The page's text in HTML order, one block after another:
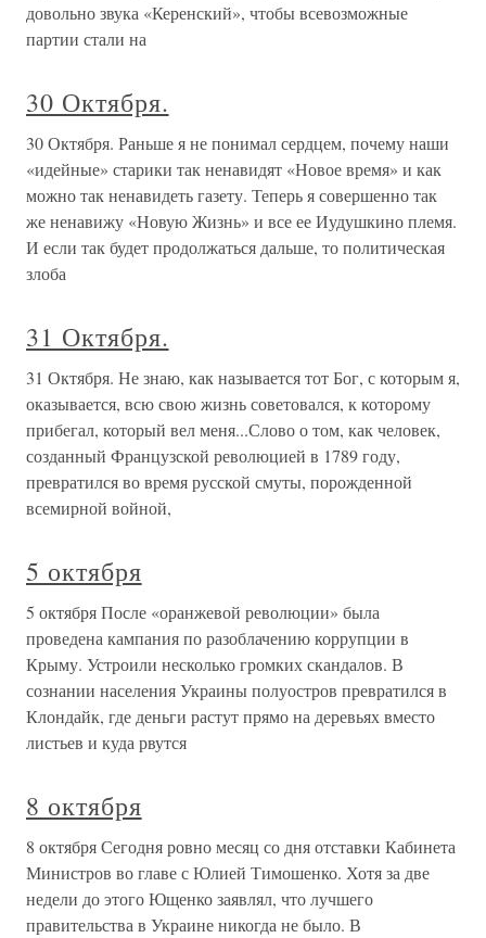
довольно звука «Керенский», чтобы всевозможные
партии стали на
30 Октября.
30 Октября. Раньше я не понимал сердцем, почему наши
«идейные» старики так ненавидят «Новое время» и как
можно так ненавидеть газету. Теперь я совершенно так
же ненавижу «Новую Жизнь» и все ее Иудушкино племя.
И если так будет продолжаться дальше, то политическая
злоба
31 Октября.
31 Октября. Не знаю, как называется тот Бог, с которым я,
оказывается, всю свою жизнь советовался, к которому
прибегал, который вел меня...Слово о том, как человек,
созданный Французской революцией в 1789 году,
превратился во время русской смуты, порожденной
всемирной войной,
5 октября
5 октября После «оранжевой революции» была
проведена кампания по разоблачению коррупции в
Крыму. Устроили несколько громких скандалов. В
сознании населения Украины полуостров превратился в
Клондайк, где деньги растут прямо на деревьях вместо
листьев и куда рвутся
8 октября
8 октября Сегодня ровно месяц со дня отставки Кабинета
Министров во главе с Юлией Тимошенко. Хотя за две
недели до этого Ющенко заявлял, что лучшего
правительства в Украине никогда не было. В